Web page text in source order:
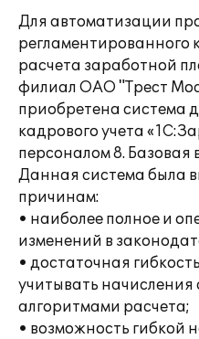
Для автоматизации
регламентированного
расчета заработной
филиал ОАО "Трест
приобретена система
кадрового учета
персоналом 8. Базовая
Данная система была
причинам:
• наиболее полное и
изменений в
• достаточная
учитывать
алгоритмами расчета;
• возможность гибкой